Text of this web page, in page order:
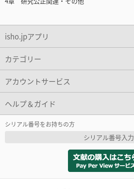
isho.jpアプリ
カテゴリー
アカウントサービス
ヘルプ＆ガイド
シリアル番号をお持ちの方
シリアル番号入力